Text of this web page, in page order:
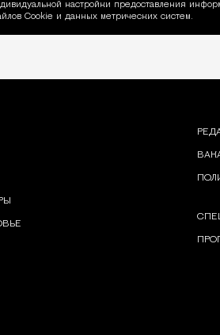
об
настройки предоставления
Cookie и данных метрических систем.